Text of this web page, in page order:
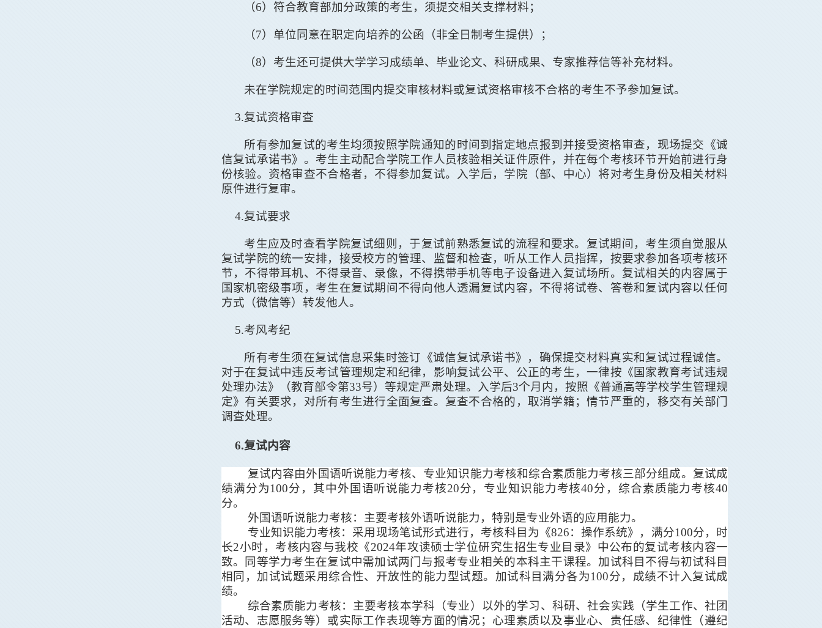
（6）符合教育部加分政策的考生，须提交相关支撑材料；
（7）单位同意在职定向培养的公函（非全日制考生提供）；
（8）考生还可提供大学学习成绩单、毕业论文、科研成果、专家推荐信等补充材料。
未在学院规定的时间范围内提交审核材料或复试资格审核不合格的考生不予参加复试。
3.复试资格审查
所有参加复试的考生均须按照学院通知的时间到指定地点报到并接受资格审查，现场提交《诚
信复试承诺书》。考生主动配合学院工作人员核验相关证件原件，并在每个考核环节开始前进行身
份核验。资格审查不合格者，不得参加复试。入学后，学院（部、中心）将对考生身份及相关材料
原件进行复审。
4.复试要求
考生应及时查看学院复试细则，于复试前熟悉复试的流程和要求。复试期间，考生须自觉服从
复试学院的统一安排，接受校方的管理、监督和检查，听从工作人员指挥，按要求参加各项考核环
节，不得带耳机、不得录音、录像，不得携带手机等电子设备进入复试场所。复试相关的内容属于
国家机密级事项，考生在复试期间不得向他人透漏复试内容，不得将试卷、答卷和复试内容以任何
方式（微信等）转发他人。
5.考风考纪
所有考生须在复试信息采集时签订《诚信复试承诺书》，确保提交材料真实和复试过程诚信。
对于在复试中违反考试管理规定和纪律，影响复试公平、公正的考生，一律按《国家教育考试违规
处理办法》（教育部令第33号）等规定严肃处理。入学后3个月内，按照《普通高等学校学生管理规
定》有关要求，对所有考生进行全面复查。复查不合格的，取消学籍；情节严重的，移交有关部门
调查处理。
6.复试内容
复试内容由外国语听说能力考核、专业知识能力考核和综合素质能力考核三部分组成。复试成
绩满分为100分，其中外国语听说能力考核20分，专业知识能力考核40分，综合素质能力考核40
分。
外国语听说能力考核：主要考核外语听说能力，特别是专业外语的应用能力。
专业知识能力考核： 采用现场笔试形式进行，考核科目为《826：操作系统》，满分100分，时
长2小时 ，考核内容与我校《2024年攻读硕士学位研究生招生专业目录》中公布的复试考核内容一
致。
同等学力考生在复试中需加试两门与报考专业相关的本科主干课程。加试科目不得与初试科目
相同，加试试题采用综合性、开放性的能力型试题。加试科目满分各为100分，成绩不计入复试成
绩。
综合素质能力考核：主要考核本学科（专业）以外的学习、科研、社会实践（学生工作、社团
活动、志愿服务等）或实际工作表现等方面的情况；心理素质以及事业心、责任感、纪律性（遵纪